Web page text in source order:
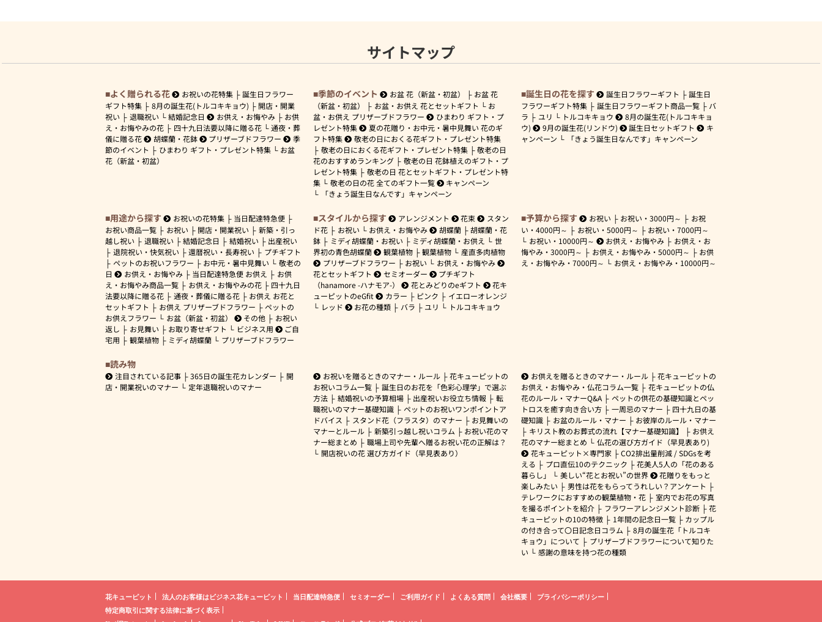
サイトマップ
よく贈られる花 お祝いの花特集
誕生日フラワー
ギフト特集
8月の誕生花(トルコキキョウ)
開店・開業
祝い
退職祝い 結婚記念日 お供え・お悔やみ
お供
え・お悔やみの花
四十九日法要以降に贈る花
通夜・葬
儀に贈る花
胡蝶蘭・花鉢 プリザーブドフラワー
季
節のイベント
ひまわり ギフト・プレゼント特集
お盆
花（新盆・初盆）
季節のイベント お盆 花（新盆・初盆）
お盆 花
（新盆・初盆）
お盆・お供え 花とセットギフト
お
盆・お供え プリザーブドフラワー
ひまわり ギフト・プ
レゼント特集
夏の花贈り・お中元・暑中見舞い 花のギ
フト特集
敬老の日におくる花ギフト・プレゼント特集
敬老の日におくる花ギフト・プレゼント特集
敬老の日
花のおすすめランキング
敬老の日 花鉢植えのギフト・プ
レゼント特集
敬老の日 花とセットギフト・プレゼント特
集
敬老の日の花 全てのギフト一覧
キャンペーン
「きょう誕生日なんです」キャンペーン
誕生日の花を探す 誕生日フラワーギフト
誕生日
フラワーギフト特集
誕生日フラワーギフト商品一覧
バ
ラ
ユリ トルコキキョウ
8月の誕生花(トルコキキョ
ウ)
9月の誕生花(リンドウ) 誕生日セットギフト
キ
ャンペーン
「きょう誕生日なんです」キャンペーン
用途から探す お祝いの花特集
当日配達特急便
お祝い商品一覧
お祝い 開店・開業祝い
新築・引っ
越し祝い
退職祝い 結婚記念日 結婚祝い
出産祝い
退院祝い・快気祝い
還暦祝い・長寿祝い
プチギフト
ペットのお祝いフラワー
お中元・暑中見舞い
敬老の
日
お供え・お悔やみ 当日配達特急便 お供え
お供
え・お悔やみ商品一覧
お供え・お悔やみの花
四十九日
法要以降に贈る花
通夜・葬儀に贈る花
お供え お花と
セットギフト
お供え プリザーブドフラワー
ペットの
お供えフラワー
お盆（新盆・初盆） その他
お祝い
返し
お見舞い お取り寄せギフト ビジネス用
ご自
宅用
観葉植物 ミディ胡蝶蘭 プリザーブドフラワー
スタイルから探す アレンジメント 花束
スタン
ド花
お祝い お供え・お悔やみ 胡蝶蘭
胡蝶蘭・花
鉢
ミディ胡蝶蘭・お祝い ミディ胡蝶蘭・お供え
世
界初の青色胡蝶蘭
観葉植物 観葉植物
産直多肉植物
プリザーブドフラワー
お祝い
お供え・お悔やみ
花とセットギフト
セミオーダー
プチギフト
（hanamore -ハナモア-）
花とみどりのeギフト
花キ
ューピットのeGfit
カラー ピンク
イエローオレンジ
レッド
お花の種類 バラ ユリ トルコキキョウ
予算から探す お祝い お祝い・3000円～
お祝
い・ 4000円～ お祝い・ 5000円～ お祝い・7000円～
お祝い・ 10000円～ お供え・お悔やみ
お供え・お
悔やみ・ 3000円～ お供え・お悔やみ・ 5000円～
お供
え・お悔やみ・ 7000円～ お供え・お悔やみ・ 10000円～
読み物
注目されている記事 365日の誕生花カレンダー
開
店・開業祝いのマナー
定年退職祝いのマナー
お祝いを贈るときのマナー・ルール
花キューピットの
お祝いコラム一覧
誕生日のお花を「色彩心理学」で選ぶ
方法
結婚祝いの予算相場 出産祝いお役立ち情報
転
職祝いのマナー基礎知識
ペットのお祝いワンポイントア
ドバイス
スタンド花（フラスタ）のマナー
お見舞いの
マナーとルール
新築引っ越し祝いコラム
お祝い花のマ
ナー総まとめ
職場上司や先輩へ贈るお祝い花の正解は？
開店祝いの花 選び方ガイド（早見表あり）
お供えを贈るときのマナー・ルール
花キューピットの
お供え・お悔やみ・仏花コラム一覧
花キューピットの仏
花のルール・マナーQ&A
ペットの供花の基礎知識とペッ
トロスを癒す向き合い方
一周忌のマナー
四十九日の基
礎知識
お盆のルール・マナー
お彼岸のルール・マナー
キリスト教のお葬式の流れ【マナー基礎知識】
お供え
花のマナー総まとめ
仏花の選び方ガイド（早見表あり)
花キューピット×専門家
CO2排出量削減 / SDGsを考
える
プロ直伝10のテクニック
花美人5人の「花のある
暮らし」
美しい“花とお祝い”の世界
花贈りをもっと
楽しみたい
男性は花をもらってうれしい？アンケート
テレワークにおすすめの観葉植物・花
室内でお花の写真
を撮るポイントを紹介
フラワーアレンジメント診断
花
キューピットの10の特徴
1年間の記念日一覧
カップル
の付き合って〇日記念日コラム
8月の誕生花「トルコキ
キョウ」について
プリザーブドフラワーについて知りた
い
感謝の意味を持つ花の種類
花キューピット 法人のお客様はビジネス花キューピット 当日配達特急便 セミオーダー ご利用ガイド よくある質問 会社概要
プライバシーポリシー
特定商取引に関する法律に基づく表示